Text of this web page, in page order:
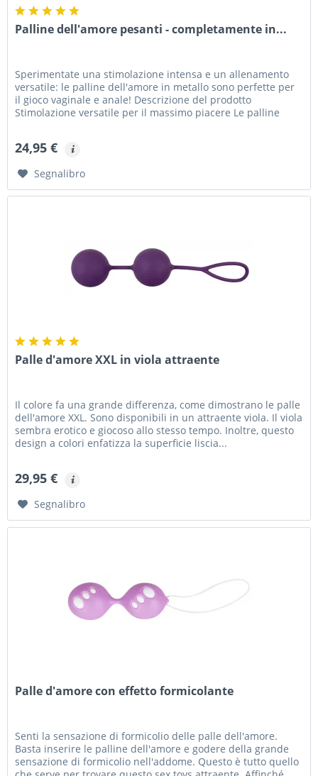
Palline dell'amore pesanti - completamente in...
Sperimentate una stimolazione intensa e un allenamento
versatile: le palline dell'amore in metallo sono perfette per
il gioco vaginale e anale! Descrizione del prodotto
Stimolazione versatile per il massimo piacere Le palline
24,95 €
Segnalibro
Palle d'amore XXL in viola attraente
Il colore fa una grande differenza, come dimostrano le palle
dell'amore XXL. Sono disponibili in un attraente viola. Il viola
sembra erotico e giocoso allo stesso tempo. Inoltre, questo
design a colori enfatizza la superficie liscia...
29,95 €
Segnalibro
Palle d'amore con effetto formicolante
Senti la sensazione di formicolio delle palle dell'amore.
Basta inserire le palline dell'amore e godere della grande
sensazione di formicolio nell'addome. Questo è tutto quello